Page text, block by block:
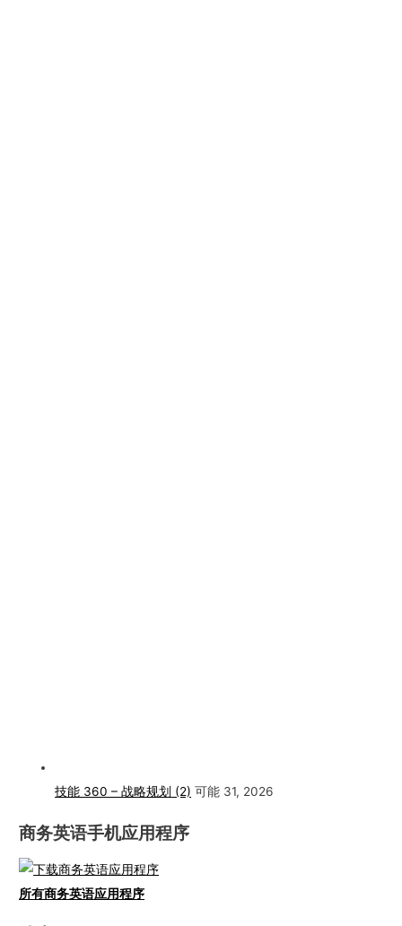
技能 360 – 战略规划 (2) 可能 31, 2026
商务英语手机应用程序
所有商务英语应用程序